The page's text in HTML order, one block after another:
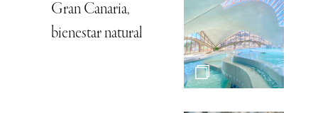
Gran Canaria,
bienestar natural